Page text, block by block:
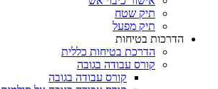
תיק שטח
תיק מפעל
הדרכות בטיחות
הדרכת בטיחות כללית
קורס עבודה בגובה
קורס עבודה בגובה